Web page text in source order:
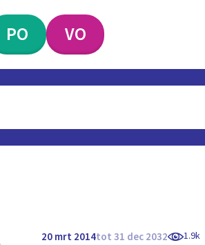
PO VO
20 mrt 2014tot 31 dec 2032 1.9k